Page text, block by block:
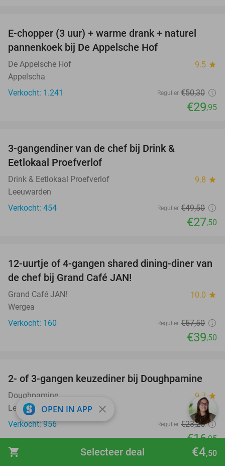
shopping_cart €4,50
Selecteer deal
40%
E-chopper (3 uur) + warme drank + naturel
pannenkoek bij De Appelsche Hof
De Appelsche Hof 9.5 star
Appelscha
Verkocht: 1.241
Regulier €50,30
€29,95
3-gangendiner van de chef bij Drink &
Eetlokaal Proefverlof
Drink & Eetlokaal Proefverlof 9.8 star
Leeuwarden
Verkocht: 454
Regulier €49,50
€27,50
31%
12-uurtje of 4-gangen shared dining-diner van
de chef bij Grand Café JAN!
Grand Café JAN! 10.0 star
Wergea
Verkocht: 160
Regulier €57,50
€39,50
27%
2- of 3-gangen keuzediner bij Doughpamine
Doughpamine 9.7 star
Leeuwarden
Verkocht: 956
Regulier €23,25
€16,95
favorite_border
OPEN IN APP close